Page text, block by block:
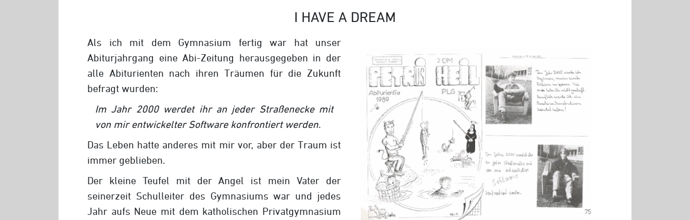
I HAVE A DREAM
Als ich mit dem Gymnasium fertig war hat unser
Abiturjahrgang eine Abi-Zeitung herausgegeben in der
alle Abiturienten nach ihren Träumen für die Zukunft
befragt wurden:
Im Jahr 2000 werdet ihr an jeder Straßenecke mit
von mir entwickelter Software konfrontiert werden.
Das Leben hatte anderes mit mir vor, aber der Traum ist
immer geblieben.
Der kleine Teufel mit der Angel ist mein Vater der
seinerzeit Schulleiter des Gymnasiums war und jedes
Jahr aufs Neue mit dem katholischen Privatgymnasium